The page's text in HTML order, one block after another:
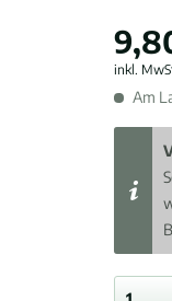
inkl.
Am